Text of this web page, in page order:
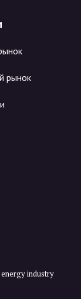
рынок
industry